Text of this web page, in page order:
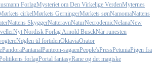
ForlagMysteriet om Den Virkelige VerdenMyternes
cirkelMørkets GerningerMørkets sønNamomaNattens
Nattens SkyggerNatteravnNaturNecrodemicNelanaNew
Nyt Nordisk Forlag Arnold BusckNår runesten
Nøglen til fortidenOktaviaOrator
PandoraPantanalPanteon-sagaenPeople'sPressPetuniaPigen fra
forlagPortal fantasyRane og det magiske